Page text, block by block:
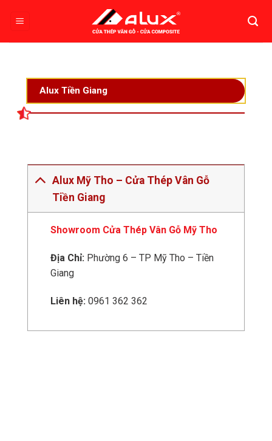
Alux Tiền Giang
Alux Mỹ Tho – Cửa Thép Vân Gỗ
Tiền Giang
Showroom Cửa Thép Vân Gỗ Mỹ Tho
Địa Chỉ: Phường 6 – TP Mỹ Tho – Tiền
Giang
Liên hệ: 0961 362 362